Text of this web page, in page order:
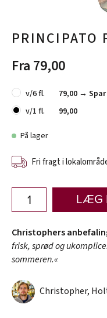
PRINCIPATO
Fra 79,00
v/6 fl. 79,00 →
v/1 fl.
99,00
På lager
Fri fragt i
LÆG
Christophers
frisk, sprød og
sommeren.«
Christopher,